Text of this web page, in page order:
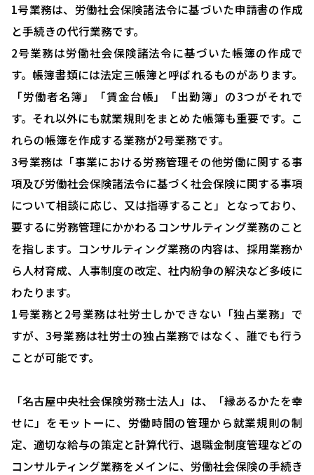
HOME
選ばれる理由
助成金について
就業規則について
採用コンサルティング
人事評価制度について
確定拠出型年金について
社会保険・給与計算について
労務システム管理について
お客様の声
ブログ＆ニュース
1号業務は、労働社会保険諸法令に基づいた申請書の作成
と手続きの代行業務です。
2号業務は労働社会保険諸法令に基づいた帳簿の作成で
す。帳簿書類には法定三帳簿と呼ばれるものがあります。
「労働者名簿」「賃金台帳」「出勤簿」の3つがそれで
す。それ以外にも就業規則をまとめた帳簿も重要です。こ
れらの帳簿を作成する業務が2号業務です。
3号業務は「事業における労務管理その他労働に関する事
項及び労働社会保険諸法令に基づく社会保険に関する事項
について相談に応じ、又は指導すること」となっており、
要するに労務管理にかかわるコンサルティング業務のこと
を指します。コンサルティング業務の内容は、採用業務か
ら人材育成、人事制度の改定、社内紛争の解決など多岐に
わたります。
1号業務と2号業務は社労士しかできない「独占業務」で
すが、3号業務は社労士の独占業務ではなく、誰でも行う
ことが可能です。
「名古屋中央社会保険労務士法人」は、「縁あるかたを幸
せに」をモットーに、労働時間の管理から就業規則の制
定、適切な給与の策定と計算代行、退職金制度管理などの
コンサルティング業務をメインに、労働社会保険の手続き